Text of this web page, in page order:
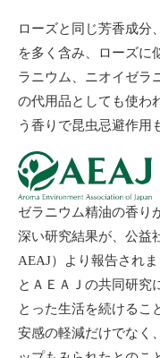
ローズと同じ芳香成分
を多く含み、ローズに
ラニウム、ニオイゼラ
の代用品としても使わ
う香りで昆虫忌避作用
ゼラニウム精油の香り
深い研究結果が、公益
AEAJ）より報告され
とＡＥＡＪの共同研究
とった生活を続けるこ
安感の軽減だけでなく